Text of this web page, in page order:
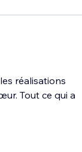
réalisations
Tout ce qui a